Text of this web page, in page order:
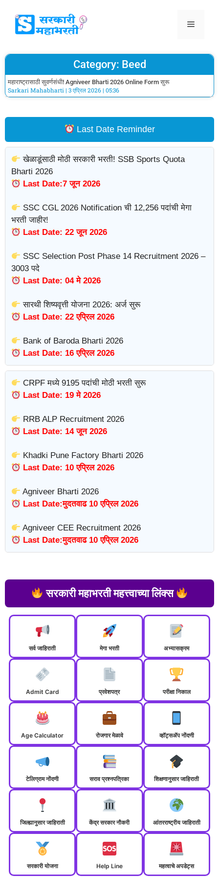
Category: Beed
महाराष्ट्रासाठी सुवर्णसंधी! Agniveer Bharti 2026 Online Form सुरू
Sarkari Mahabharti 3 एप्रिल 2026 05:36
Last Date Reminder
खेळाडूंसाठी मोठी सरकारी भरती! SSB Sports Quota
Bharti 2026
Last Date:7 जून 2026
SSC CGL 2026 Notification ची 12,256 पदांची मेगा
भरती जाहीर!
Last Date: 22 जून 2026
SSC Selection Post Phase 14 Recruitment 2026 –
3003 पदे
Last Date: 04 मे 2026
सारथी शिष्यवृत्ती योजना 2026: अर्ज सुरू
Last Date: 22 एप्रिल 2026
Bank of Baroda Bharti 2026
Last Date: 16 एप्रिल 2026
CRPF मध्ये 9195 पदांची मोठी भरती सुरू
Last Date: 19 मे 2026
RRB ALP Recruitment 2026
Last Date: 14 जून 2026
Khadki Pune Factory Bharti 2026
Last Date: 10 एप्रिल 2026
Agniveer Bharti 2026
Last Date:मुदतवाढ 10 एप्रिल 2026
Agniveer CEE Recruitment 2026
Last Date:मुदतवाढ 10 एप्रिल 2026
सरकारी महाभरती महत्त्वाच्या लिंक्स
सर्व जाहिराती मेगा भरती अभ्यासक्रम
Admit Card प्रवेशपत्र परीक्षा निकाल
Age Calculator रोजगार मेळावे व्हॉट्सॲप नोंदणी
टेलिग्राम नोंदणी सराव प्रश्नपत्रिका शिक्षणानुसार जाहिराती
जिल्ह्यानुसार जाहिराती केंद्र सरकार नौकरी आंतरराष्ट्रीय जाहिराती
सरकारी योजना Help Line महत्वाचे अपडेट्स